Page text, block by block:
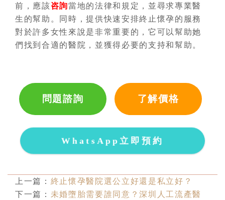
前，應該咨詢當地的法律和規定，並尋求專業醫
生的幫助。同時，提供快速安排終止懷孕的服務
對於許多女性來說是非常重要的，它可以幫助她
們找到合適的醫院，並獲得必要的支持和幫助。
問題諮詢 了解價格
WhatsApp立即預約
上一篇： 終止懷孕醫院選公立好還是私立好？
下一篇： 未婚墮胎需要誰同意？深圳人工流產醫